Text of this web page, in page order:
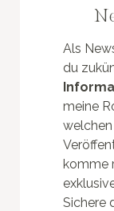
Als
du
meine
komme
Sichere